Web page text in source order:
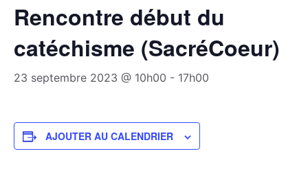
Rencontre début du
catéchisme (SacréCoeur)
23 septembre 2023 @ 10h00 - 17h00
AJOUTER AU CALENDRIER